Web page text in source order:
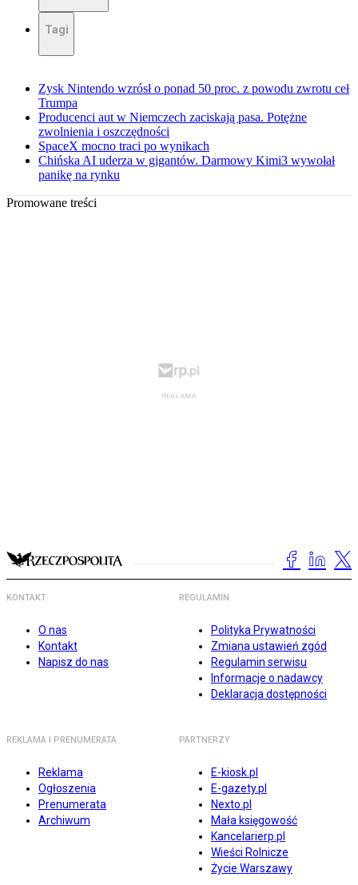
Tagi
Zysk Nintendo wzrósł o ponad 50 proc. z powodu zwrotu ceł
Trumpa
Producenci aut w Niemczech zaciskają pasa. Potężne
zwolnienia i oszczędności
SpaceX mocno traci po wynikach
Chińska AI uderza w gigantów. Darmowy Kimi3 wywołał
panikę na rynku
Promowane treści
KONTAKT
O nas
Kontakt
Napisz do nas
REGULAMIN
Polityka Prywatności
Zmiana ustawień zgód
Regulamin serwisu
Informacje o nadawcy
Deklaracja dostępności
REKLAMA I PRENUMERATA
Reklama
Ogłoszenia
Prenumerata
Archiwum
PARTNERZY
E-kiosk.pl
E-gazety.pl
Nexto.pl
Mała księgowość
Kancelarierp.pl
Wieści Rolnicze
Życie Warszawy